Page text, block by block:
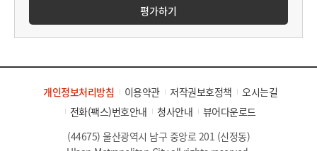
평가하기
개인정보처리방침 이용약관 저작권보호정책
오시는길
전화(팩스)번호안내
청사안내
뷰어다운로드
(44675) 울산광역시 남구 중앙로 201 (신정동)